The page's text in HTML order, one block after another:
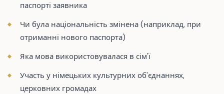
паспорті заявника
Чи була національність змінена (наприклад, при
отриманні нового паспорта)
Яка мова використовувалася в сім'ї
Участь у німецьких культурних об'єднаннях,
церковних громадах